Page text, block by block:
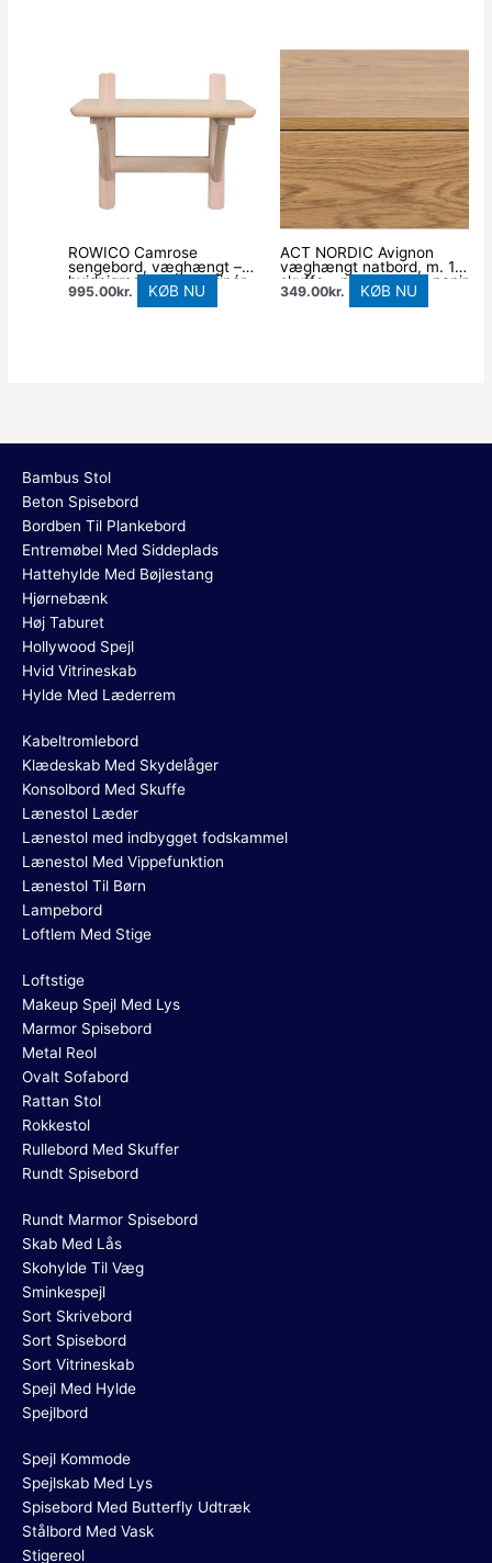
ROWICO Camrose
sengebord, væghængt –
hvidpigmenteret egefinér
og eg (40×40)
995.00kr. KØB NU
ACT NORDIC Avignon
væghængt natbord, m. 1
skuffe – natur vild eg papir
MDF (37×32)
349.00kr. KØB NU
Bambus Stol
Beton Spisebord
Bordben Til Plankebord
Entremøbel Med Siddeplads
Hattehylde Med Bøjlestang
Hjørnebænk
Høj Taburet
Hollywood Spejl
Hvid Vitrineskab
Hylde Med Læderrem
Kabeltromlebord
Klædeskab Med Skydelåger
Konsolbord Med Skuffe
Lænestol Læder
Lænestol med indbygget fodskammel
Lænestol Med Vippefunktion
Lænestol Til Børn
Lampebord
Loftlem Med Stige
Loftstige
Makeup Spejl Med Lys
Marmor Spisebord
Metal Reol
Ovalt Sofabord
Rattan Stol
Rokkestol
Rullebord Med Skuffer
Rundt Spisebord
Rundt Marmor Spisebord
Skab Med Lås
Skohylde Til Væg
Sminkespejl
Sort Skrivebord
Sort Spisebord
Sort Vitrineskab
Spejl Med Hylde
Spejlbord
Spejl Kommode
Spejlskab Med Lys
Spisebord Med Butterfly Udtræk
Stålbord Med Vask
Stigereol